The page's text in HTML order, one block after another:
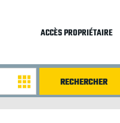
ACCÈS PROPRIÉTAIRE